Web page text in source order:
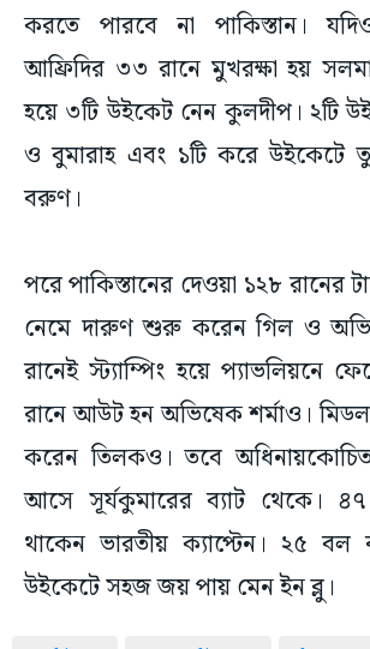
আফ্রিদির ৩৩ রানে মুখরক্ষা হয়
হয়ে ৩টি উইকেট নেন কুলদীপ। ২টি
ও বুমারাহ এবং ১টি করে উইকেটে
বরুণ।
নেমে দারুণ শুরু করেন গিল ও
রানেই স্ট্যাম্পিং হয়ে প্যাভলিয়নে
রানে আউট হন অভিষেক শর্মাও।
করেন তিলকও। তবে
আসে সূর্যকুমারের ব্যাট থেকে।
থাকেন ভারতীয় ক্যাপ্টেন। ২৫
উইকেটে সহজ জয় পায় মেন ইন ব্লু।